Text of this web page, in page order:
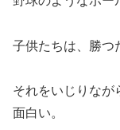
子供たちは、勝つ
それをいじりなが
面白い。